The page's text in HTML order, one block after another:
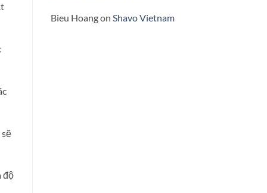
độ
Bieu Hoangon Shavo Vietnam